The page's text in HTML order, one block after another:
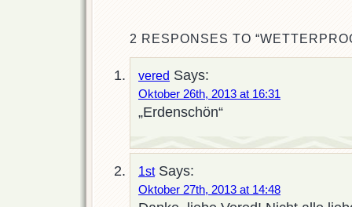
2 RESPONSES TO
vered Says:
Oktober 26th, 2013 at 16:31
„Erdenschön“
1stSays:
Oktober 27th, 2013 at 14:48